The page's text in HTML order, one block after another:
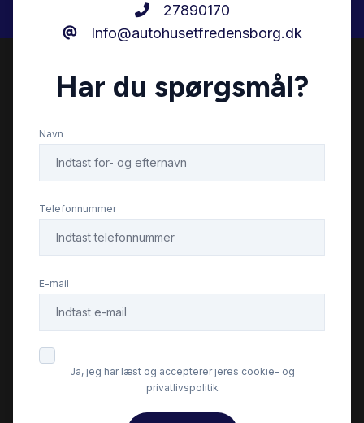
27890170
Info@autohusetfredensborg.dk
Har du spørgsmål?
Navn
Telefonnummer
E-mail
Ja, jeg har læst og accepterer jeres cookie- og
privatlivspolitik